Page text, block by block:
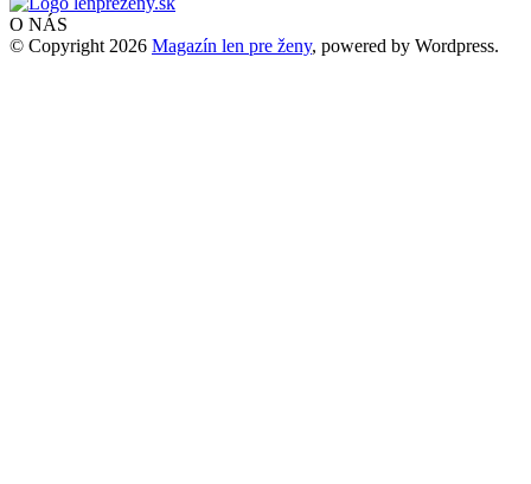
O NÁS
© Copyright 2026 Magazín len pre ženy, powered by Wordpress.